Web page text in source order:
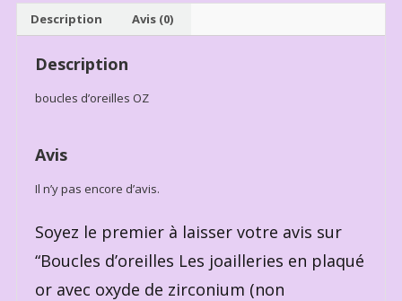
Description Avis (0)
Description
boucles d’oreilles OZ
Avis
Il n’y pas encore d’avis.
Soyez le premier à laisser votre avis sur
“Boucles d’oreilles Les joailleries en plaqué
or avec oxyde de zirconium (non